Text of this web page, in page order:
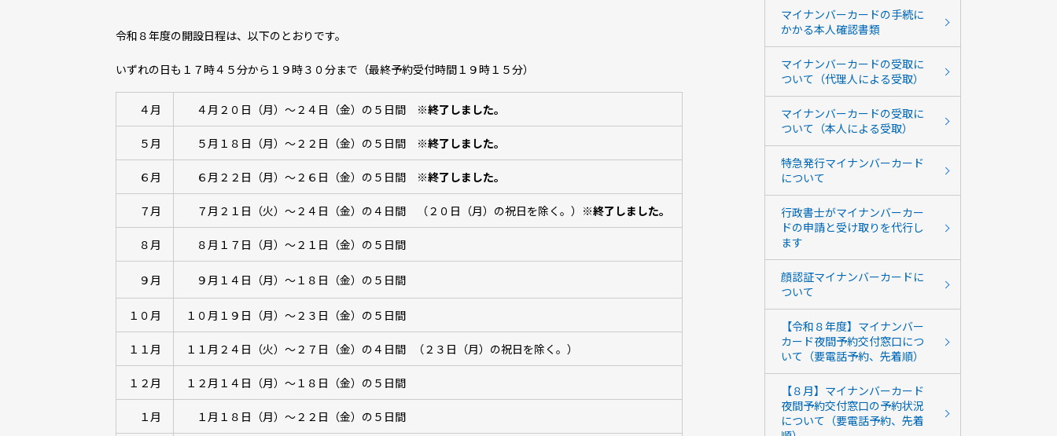
令和８年度の開設日程は、以下のとおりです。
いずれの日も１７時４５分から１９時３０分まで（最終予約受付時間１９時１５分）
４月 ４月２０日（月）～２４日（金）の５日間 ※終了しました。
５月 ５月１８日（月）～２２日（金）の５日間 ※終了しました。
６月 ６月２２日（月）～２６日（金）の５日間 ※終了しました。
７月 ７月２１日（火）～２４日（金）の４日間 （２０日（月）の祝日を除く。） ※終了しました。
８月 ８月１７日（月）～２１日（金）の５日間
９月 ９月１４日（月）～１８日（金）の５日間
１０月 １０月１９日（月）～２３日（金）の５日間
１１月 １１月２４日（火）～２７日（金）の４日間 （２３日（月）の祝日を除く。）
１２月 １２月１４日（月）～１８日（金）の５日間
１月 １月１８日（月）～２２日（金）の５日間
マイナンバーカードの手続に
かかる本人確認書類
マイナンバーカードの受取に
ついて（代理人による受取）
マイナンバーカードの受取に
ついて（本人による受取）
特急発行マイナンバーカード
について
行政書士がマイナンバーカー
ドの申請と受け取りを代行し
ます
顔認証マイナンバーカードに
ついて
【令和８年度】マイナンバー
カード夜間予約交付窓口につ
いて（要電話予約、先着順）
【８月】マイナンバーカード
夜間予約交付窓口の予約状況
について（要電話予約、先着